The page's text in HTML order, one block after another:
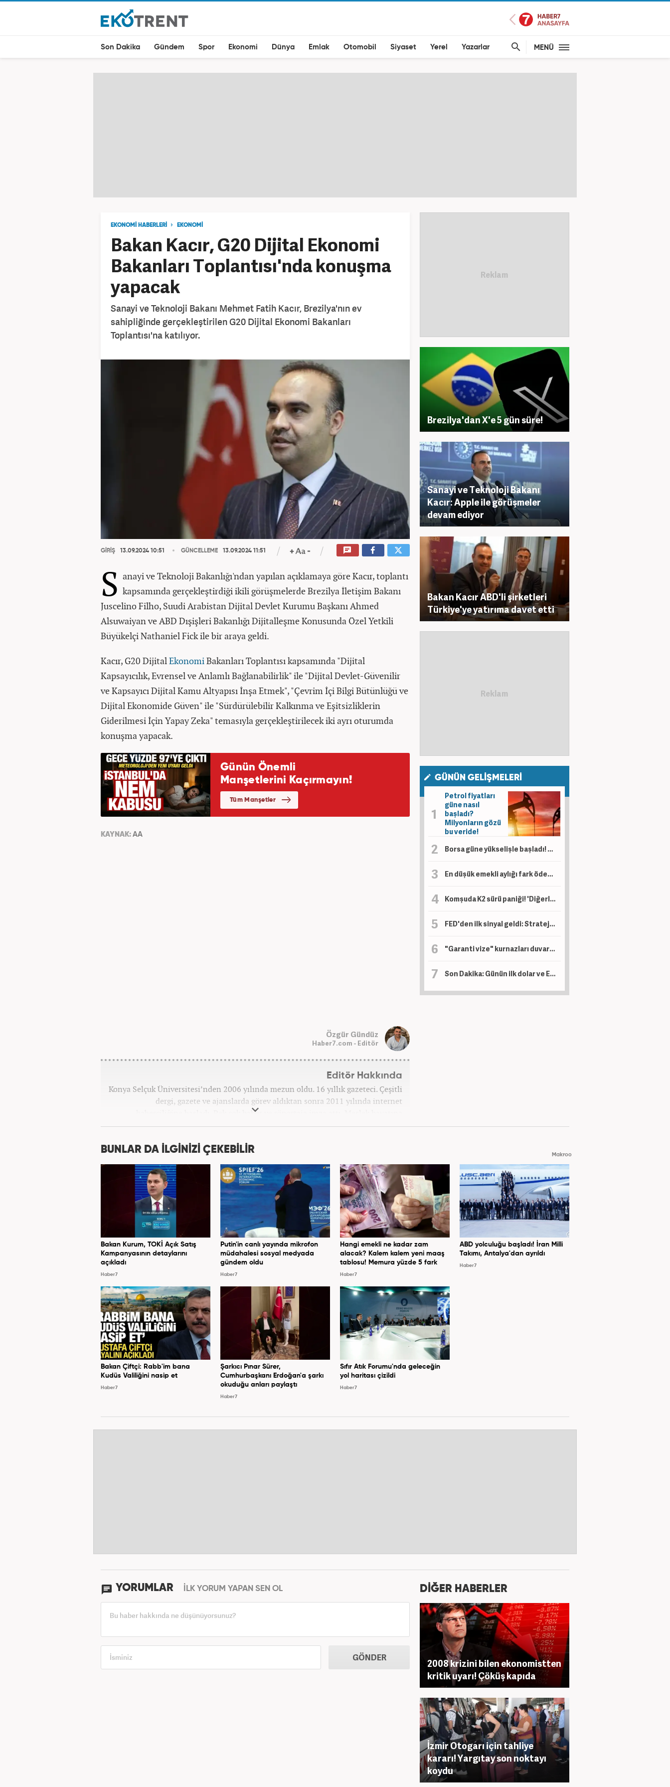
Son Dakika Gündem Spor Ekonomi Dünya Emlak Otomobil Siyaset Yerel Yazarlar MENÜ
EKONOMİ HABERLERİ EKONOMİ
Bakan Kacır, G20 Dijital Ekonomi
Bakanları Toplantısı'nda konuşma
yapacak
Sanayi ve Teknoloji Bakanı Mehmet Fatih Kacır, Brezilya'nın ev
sahipliğinde gerçekleştirilen G20 Dijital Ekonomi Bakanları
Toplantısı'na katılıyor.
GİRİŞ 13.09.2024 10:51 GÜNCELLEME 13.09.2024 11:51
S anayi ve Teknoloji Bakanlığı'ndan yapılan açıklamaya göre Kacır, toplantı
kapsamında gerçekleştirdiği ikili görüşmelerde Brezilya İletişim Bakanı
Juscelino Filho, Suudi Arabistan Dijital Devlet Kurumu Başkanı Ahmed
Alsuwaiyan ve ABD Dışişleri Bakanlığı Dijitalleşme Konusunda Özel Yetkili
Büyükelçi Nathaniel Fick ile bir araya geldi.
Kacır, G20 DijitalEkonomiBakanları Toplantısı kapsamında "Dijital
Kapsayıcılık, Evrensel ve Anlamlı Bağlanabilirlik" ile "Dijital Devlet-Güvenilir
ve Kapsayıcı Dijital Kamu Altyapısı İnşa Etmek", "Çevrim İçi Bilgi Bütünlüğü ve
Dijital Ekonomide Güven" ile "Sürdürülebilir Kalkınma ve Eşitsizliklerin
Giderilmesi İçin Yapay Zeka" temasıyla gerçekleştirilecek iki ayrı oturumda
konuşma yapacak.
KAYNAK: AA
Özgür Gündüz
Haber7.com - Editör
Editör Hakkında
Konya Selçuk Üniversitesi’nden 2006 yılında mezun oldu. 16 yıllık gazeteci. Çeşitli
dergi, gazete ve ajanslarda görev aldıktan sonra 2011 yılında internet
haberciliğine başladı. Pek çok haber ve röportaja imza attı. Meslek hayatına
Haber7.com’da 7 yıldır ekonomi editörü olarak devam etmektedir.
Brezilya'dan X'e 5 gün süre!
Sanayi ve Teknoloji Bakanı
Kacır: Apple ile görüşmeler
devam ediyor
Bakan Kacır ABD'li şirketleri
Türkiye'ye yatırıma davet etti
GÜNÜN GELİŞMELERİ
Petrol fiyatları
güne nasıl
başladı?
Milyonların gözü
bu veride!
Borsa güne yükselişle başladı! Gözler 14 bin puanda
En düşük emekli aylığı fark ödemeleri hesaplara yatırıldı
Komşuda K2 sürü paniği! 'Diğerlerinden çok daha farklı bir silah!'
FED'den ilk sinyal geldi: Stratejiyi değiştiriyorlar!
"Garanti vize" kurnazları duvara çarptı: Bakanlık devrede!
Son Dakika: Günün ilk dolar ve Euro verisi geldi...
BUNLAR DA İLGİNİZİ ÇEKEBİLİR Makroo
Bakan Kurum, TOKİ Açık Satış
Kampanyasının detaylarını
açıkladı
Haber7
Putin'in canlı yayında mikrofon
müdahalesi sosyal medyada
gündem oldu
Haber7
Hangi emekli ne kadar zam
alacak? Kalem kalem yeni maaş
tablosu! Memura yüzde 5 fark
Haber7
ABD yolculuğu başladı! İran Milli
Takımı, Antalya'dan ayrıldı
Haber7
Bakan Çiftçi: Rabb'im bana
Kudüs Valiliğini nasip et
Haber7
Şarkıcı Pınar Sürer,
Cumhurbaşkanı Erdoğan'a şarkı
okuduğu anları paylaştı
Haber7
Sıfır Atık Forumu'nda geleceğin
yol haritası çizildi
Haber7
YORUMLAR İLK YORUM YAPAN SEN OL
GÖNDER
DİĞER HABERLER
2008 krizini bilen ekonomistten
kritik uyarı! Çöküş kapıda
İzmir Otogarı için tahliye
kararı! Yargıtay son noktayı
koydu